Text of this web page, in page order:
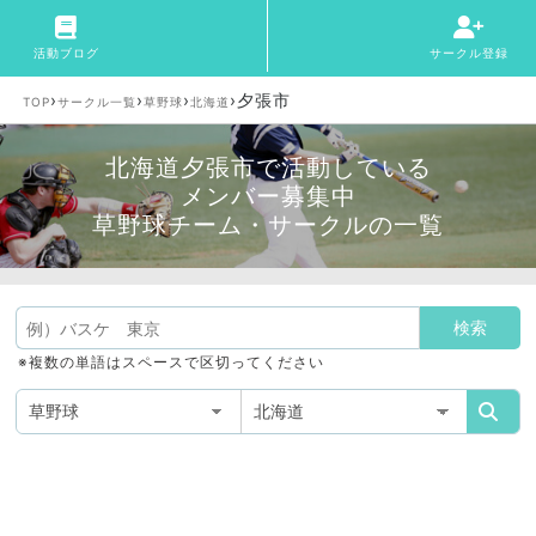
活動ブログ サークル登録
TOP›サークル一覧 ›草野球 ›北海道 ›夕張市
北海道夕張市で活動している
メンバー募集中
草野球チーム・サークルの一覧
※複数の単語はスペースで区切ってください